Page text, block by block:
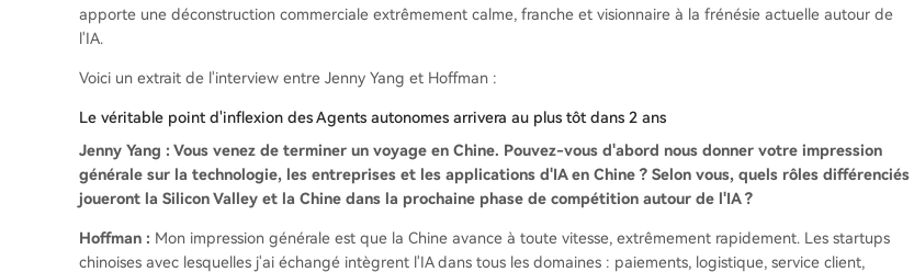
apporte une déconstruction commerciale extrêmement calme, franche et visionnaire à la frénésie actuelle autour de
l'IA.
Voici un extrait de l'interview entre Jenny Yang et Hoffman :
Le véritable point d'inflexion des Agents autonomes arrivera au plus tôt dans 2 ans
Jenny Yang : Vous venez de terminer un voyage en Chine. Pouvez-vous d'abord nous donner votre impression
générale sur la technologie, les entreprises et les applications d'IA en Chine ? Selon vous, quels rôles différenciés
joueront la Silicon Valley et la Chine dans la prochaine phase de compétition autour de l'IA ?
Hoffman : Mon impression générale est que la Chine avance à toute vitesse, extrêmement rapidement. Les startups
chinoises avec lesquelles j'ai échangé intègrent l'IA dans tous les domaines : paiements, logistique, service client,